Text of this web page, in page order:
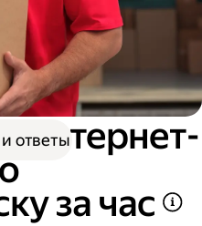
интернет-
за час
ответы